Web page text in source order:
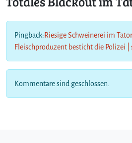
Pingback:Riesige Schweinerei im
Fleischproduzent besticht die Polizei
Kommentare sind geschlossen.